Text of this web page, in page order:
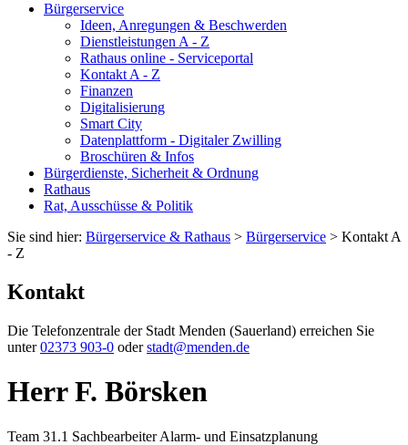
Bürgerservice
Ideen, Anregungen & Beschwerden
Dienstleistungen A - Z
Rathaus online - Serviceportal
Kontakt A - Z
Finanzen
Digitalisierung
Smart City
Datenplattform - Digitaler Zwilling
Broschüren & Infos
Bürgerdienste, Sicherheit & Ordnung
Rathaus
Rat, Ausschüsse & Politik
Sie sind hier: Bürgerservice & Rathaus > Bürgerservice > Kontakt A
- Z
Kontakt
Die Telefonzentrale der Stadt Menden (Sauerland) erreichen Sie
unter02373 903-0 oderstadt@menden.de
Herr F. Börsken
Team 31.1 Sachbearbeiter Alarm- und Einsatzplanung